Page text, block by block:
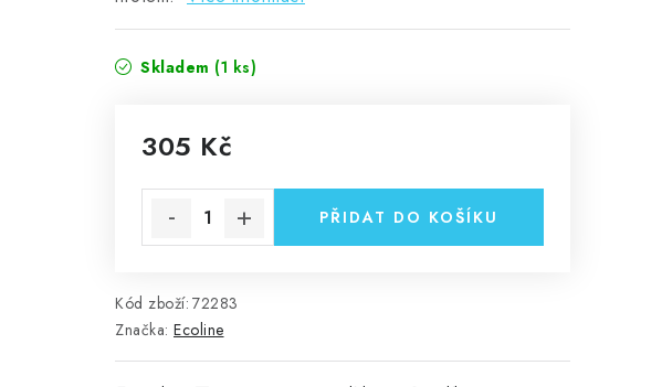
Skladem (1 ks)
305 Kč
PŘIDAT DO KOŠÍKU
Kód zboží: 72283
Značka: Ecoline